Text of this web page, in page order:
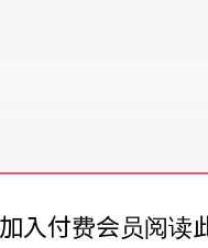
入付费会员阅读